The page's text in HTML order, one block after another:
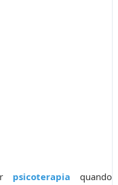
psicoterapia quando